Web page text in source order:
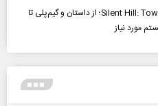
بررسی بازی Silent Hill: Townfall؛ از داستان و گیم‌پلی تا
مورد نیاز